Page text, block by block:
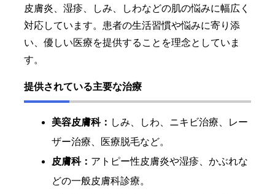
皮膚炎、湿疹、しみ、しわなどの肌の悩みに幅広く
対応しています。患者の生活習慣や悩みに寄り添
い、優しい医療を提供することを理念としていま
す。
提供されている主要な治療
美容皮膚科： しみ、しわ、ニキビ治療、レー
ザー治療、医療脱毛など。
皮膚科： アトピー性皮膚炎や湿疹、かぶれな
どの一般皮膚科診療。